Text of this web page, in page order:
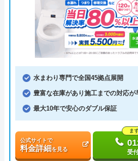
水まわり専門で全国45拠点展開
豊富な在庫があり施工までの対応が
最大10年で安心のダブル保証
公式サイトで
料金詳細を見る
ま
受